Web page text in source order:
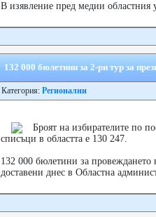
В изявление пред медии областния
132 000 бюлетини за 2-ри тур за
Категория: Регионални
Броят на избирателите по
списъци в областта е 130 247.
132 000 бюлетини за провеждането
доставени днес в Областна